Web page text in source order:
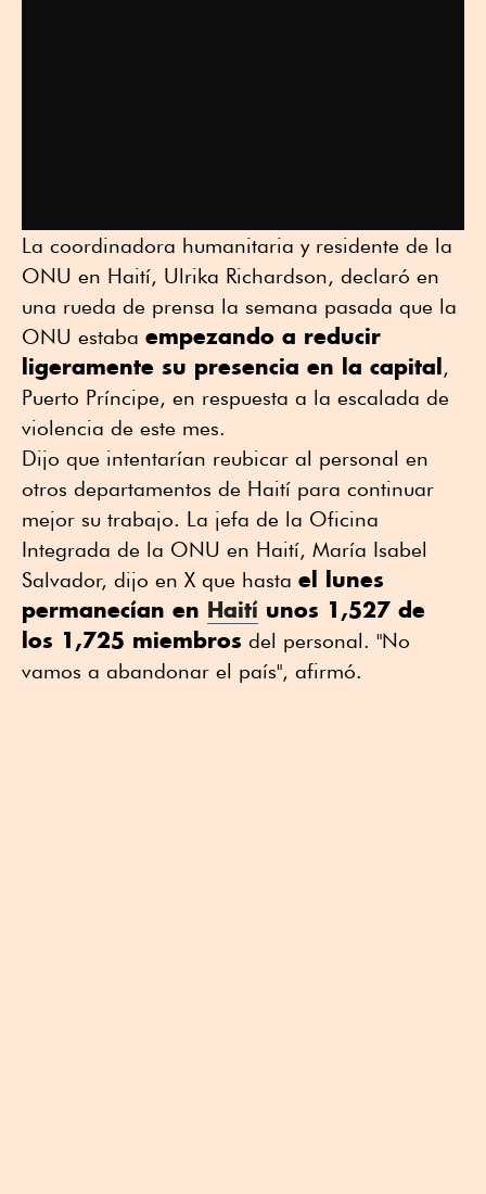
La coordinadora humanitaria y residente de la
ONU en Haití, Ulrika Richardson, declaró en
una rueda de prensa la semana pasada que la
ONU estaba empezando a reducir
ligeramente su presencia en la capital ,
Puerto Príncipe, en respuesta a la escalada de
violencia de este mes.
Dijo que intentarían reubicar al personal en
otros departamentos de Haití para continuar
mejor su trabajo. La jefa de la Oficina
Integrada de la ONU en Haití, María Isabel
Salvador, dijo en X que hasta el lunes
permanecían en Haití unos 1,527 de
los 1,725 miembros del personal. "No
vamos a abandonar el país", afirmó.